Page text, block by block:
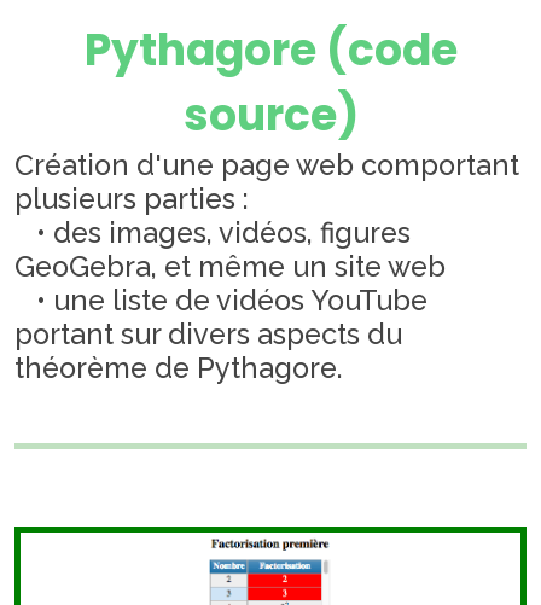
Pythagore (code
source)
Création d'une page web comportant
plusieurs parties :
• des images, vidéos, figures
GeoGebra, et même un site web
• une liste de vidéos YouTube
portant sur divers aspects du
théorème de Pythagore.